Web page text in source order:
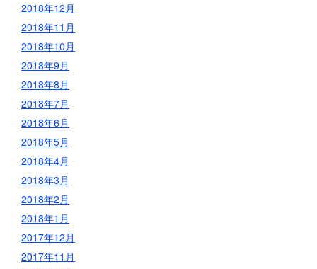
2018年12月
2018年11月
2018年10月
2018年9月
2018年8月
2018年7月
2018年6月
2018年5月
2018年4月
2018年3月
2018年2月
2018年1月
2017年12月
2017年11月